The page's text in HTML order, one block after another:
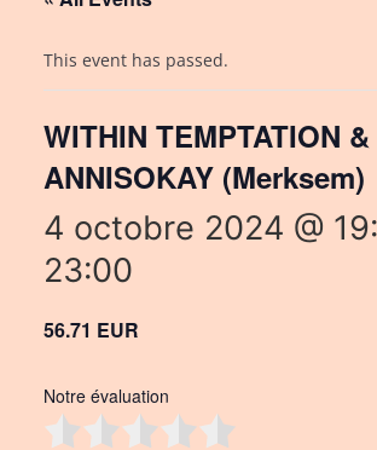
This event has passed.
WITHIN TEMPTATION &
ANNISOKAY (Merksem)
4 octobre 2024 @
23:00
56.71 EUR
Notre évaluation